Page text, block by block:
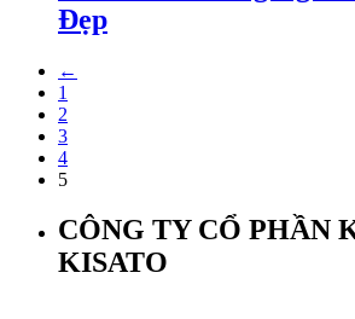
Đẹp
←
1
2
3
4
5
CÔNG TY CỔ PHẦN
KISATO